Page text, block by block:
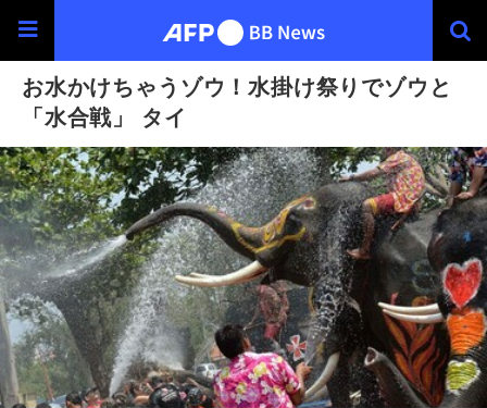
お水かけちゃうゾウ！水掛け祭りでゾウと
「水合戦」 タイ